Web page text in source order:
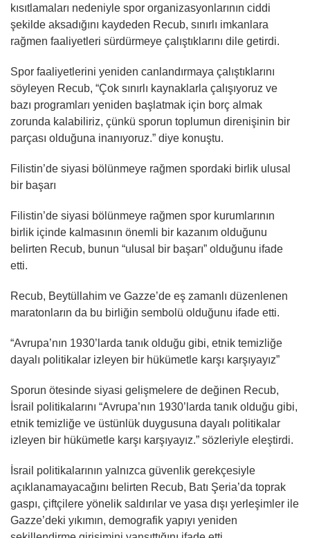
kısıtlamaları nedeniyle spor organizasyonlarının ciddi
şekilde aksadığını kaydeden Recub, sınırlı imkanlara
rağmen faaliyetleri sürdürmeye çalıştıklarını dile getirdi.
Spor faaliyetlerini yeniden canlandırmaya çalıştıklarını
söyleyen Recub, “Çok sınırlı kaynaklarla çalışıyoruz ve
bazı programları yeniden başlatmak için borç almak
zorunda kalabiliriz, çünkü sporun toplumun direnişinin bir
parçası olduğuna inanıyoruz.” diye konuştu.
Filistin’de siyasi bölünmeye rağmen spordaki birlik ulusal
bir başarı
Filistin’de siyasi bölünmeye rağmen spor kurumlarının
birlik içinde kalmasının önemli bir kazanım olduğunu
belirten Recub, bunun “ulusal bir başarı” olduğunu ifade
etti.
Recub, Beytüllahim ve Gazze’de eş zamanlı düzenlenen
maratonların da bu birliğin sembolü olduğunu ifade etti.
“Avrupa’nın 1930’larda tanık olduğu gibi, etnik temizliğe
dayalı politikalar izleyen bir hükümetle karşı karşıyayız”
Sporun ötesinde siyasi gelişmelere de değinen Recub,
İsrail politikalarını “Avrupa’nın 1930’larda tanık olduğu gibi,
etnik temizliğe ve üstünlük duygusuna dayalı politikalar
izleyen bir hükümetle karşı karşıyayız.” sözleriyle eleştirdi.
İsrail politikalarının yalnızca güvenlik gerekçesiyle
açıklanamayacağını belirten Recub, Batı Şeria’da toprak
gaspı, çiftçilere yönelik saldırılar ve yasa dışı yerleşimler ile
Gazze’deki yıkımın, demografik yapıyı yeniden